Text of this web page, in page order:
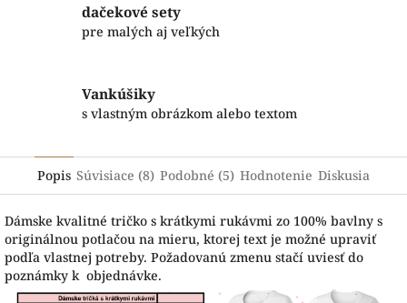
dačekové sety
pre malých aj veľkých
Vankúšiky
s vlastným obrázkom alebo textom
Popis Súvisiace (8) Podobné (5) Hodnotenie Diskusia
Dámske kvalitné tričko s krátkymi rukávmi zo 100% bavlny s
originálnou potlačou na mieru, ktorej text je možné upraviť
podľa vlastnej potreby. Požadovanú zmenu stačí uviesť do
poznámky k objednávke.